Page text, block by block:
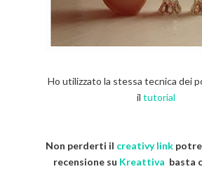
Ho utilizzato la stessa tecnica dei
il tutorial
Non perderti il creativy link
recensione su Kreattiva basta